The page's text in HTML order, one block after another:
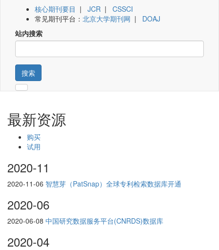
核心期刊要目 | JCR | CSSCI
常见期刊平台： 北京大学期刊网 | DOAJ
站内搜索
搜索
最新资源
购买
试用
2020-11
2020-11-06 智慧芽（PatSnap）全球专利检索数据库开通
2020-06
2020-06-08 中国研究数据服务平台(CNRDS)数据库
2020-04